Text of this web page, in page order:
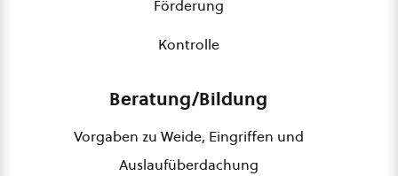
Förderung
Kontrolle
Beratung/Bildung
Vorgaben zu Weide, Eingriffen und
Auslaufüberdachung